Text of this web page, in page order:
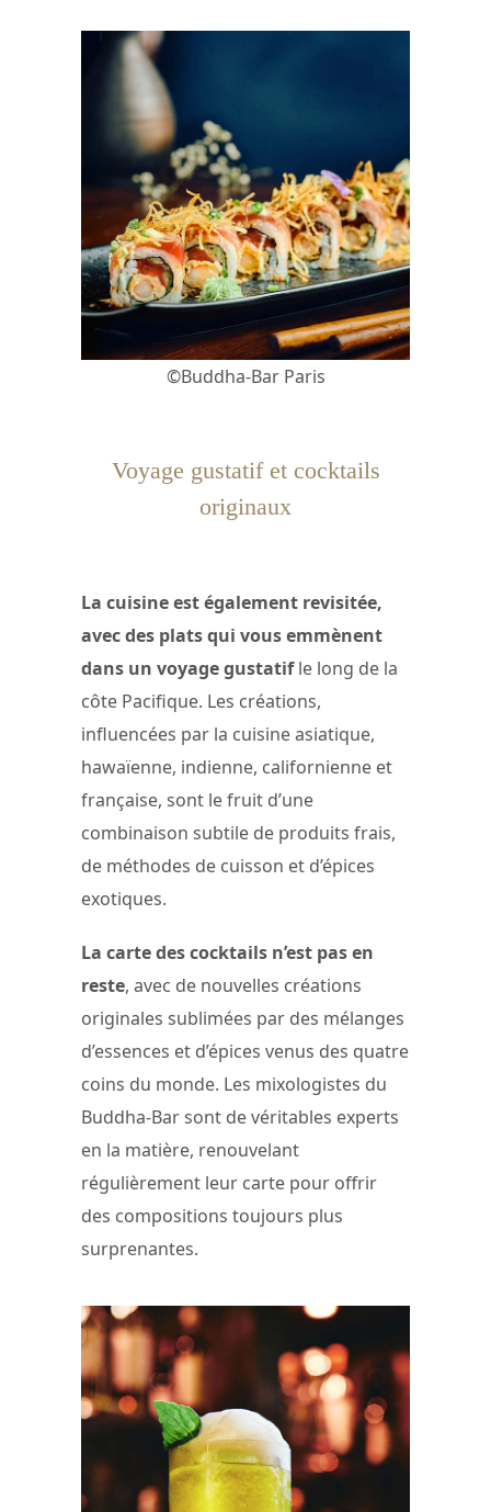
©Buddha-Bar Paris
Voyage gustatif et cocktails
originaux
La cuisine est également revisitée,
avec des plats qui vous emmènent
dans un voyage gustatifle long de la
côte Pacifique. Les créations,
influencées par la cuisine asiatique,
hawaïenne, indienne, californienne et
française, sont le fruit d’une
combinaison subtile de produits frais,
de méthodes de cuisson et d’épices
exotiques.
La carte des cocktails n’est pas en
reste, avec de nouvelles créations
originales sublimées par des mélanges
d’essences et d’épices venus des quatre
coins du monde. Les mixologistes du
Buddha-Bar sont de véritables experts
en la matière, renouvelant
régulièrement leur carte pour offrir
des compositions toujours plus
surprenantes.